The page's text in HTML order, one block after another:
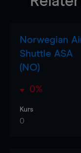
Norwegian
Shuttle ASA
(NO)
0%
Kurs
0